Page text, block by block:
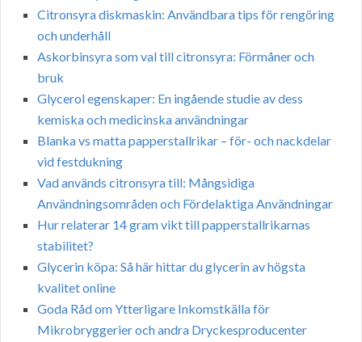
Citronsyra diskmaskin: Användbara tips för rengöring
och underhåll
Askorbinsyra som val till citronsyra: Förmåner och
bruk
Glycerol egenskaper: En ingående studie av dess
kemiska och medicinska användningar
Blanka vs matta papperstallrikar – för- och nackdelar
vid festdukning
Vad används citronsyra till: Mångsidiga
Användningsområden och Fördelaktiga Användningar
Hur relaterar 14 gram vikt till papperstallrikarnas
stabilitet?
Glycerin köpa: Så här hittar du glycerin av högsta
kvalitet online
Goda Råd om Ytterligare Inkomstkälla för
Mikrobryggerier och andra Dryckesproducenter